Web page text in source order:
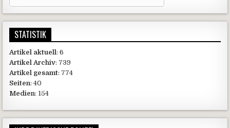
STATISTIK
Artikel aktuell: 6
Artikel Archiv: 739
Artikel gesamt: 774
Seiten: 40
Medien: 154